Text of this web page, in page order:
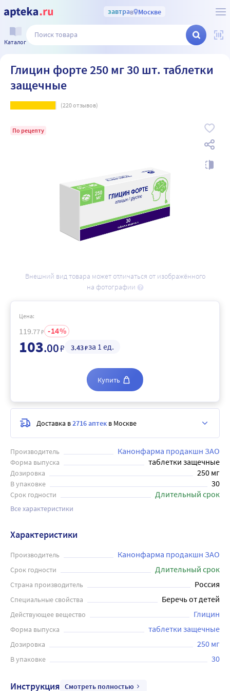
завтрав Москве
Каталог
Глицин форте 250 мг 30 шт. таблетки
защечные
(220отзывов)
По рецепту
Внешний вид товара может отличаться от изображённого
на фотографии
Производитель Канонфарма продакшн ЗАО
Форма выпуска таблетки защечные
Дозировка 250 мг
В упаковке 30
Срок годности Длительный срок
Все характеристики
Цена:
119.77₽ 14
103.00₽ 3.43₽за 1 ед.
Купить
Доставка в2716 аптек в Москве
Характеристики
Производитель Канонфарма продакшн ЗАО
Срок годности Длительный срок
Страна производитель Россия
Специальные свойства Беречь от детей
Действующее вещество Глицин
Форма выпуска таблетки защечные
Дозировка 250 мг
В упаковке 30
Инструкция Смотреть полностью